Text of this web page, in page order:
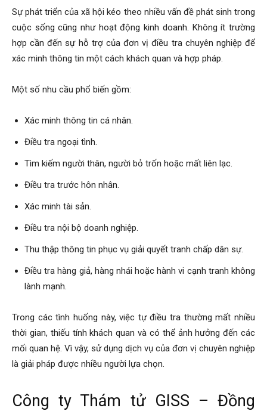
phong
tham
phòng
Sự phát triển của xã hội kéo theo nhiều vấn đề phát sinh trong
cuộc sống cũng như hoạt động kinh doanh. Không ít trường
hợp cần đến sự hỗ trợ của đơn vị điều tra chuyên nghiệp để
xác minh thông tin một cách khách quan và hợp pháp.
Một số nhu cầu phổ biến gồm:
Xác minh thông tin cá nhân.
Điều tra ngoại tình.
Tìm kiếm người thân, người bỏ trốn hoặc mất liên lạc.
Điều tra trước hôn nhân.
Xác minh tài sản.
Điều tra nội bộ doanh nghiệp.
Thu thập thông tin phục vụ giải quyết tranh chấp dân sự.
Điều tra hàng giả, hàng nhái hoặc hành vi cạnh tranh không
lành mạnh.
Trong các tình huống này, việc tự điều tra thường mất nhiều
thời gian, thiếu tính khách quan và có thể ảnh hưởng đến các
mối quan hệ. Vì vậy, sử dụng dịch vụ của đơn vị chuyên nghiệp
là giải pháp được nhiều người lựa chọn.
Công ty Thám tử GISS – Đồng